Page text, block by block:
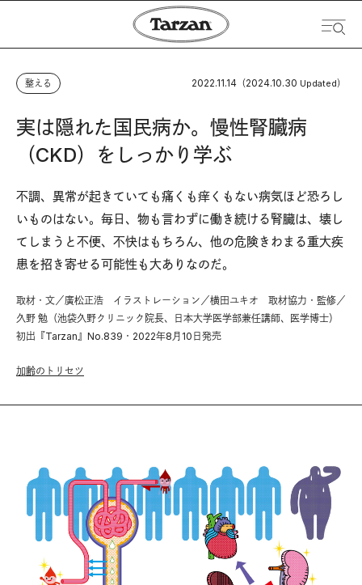
整える 2022.11.14 （2024.10.30 Updated）
実は隠れた国民病か。慢性腎臓病
（CKD）をしっかり学ぶ
不調、異常が起きていても痛くも痒くもない病気ほど恐ろし
いものはない。毎日、物も言わずに働き続ける腎臓は、壊し
てしまうと不便、不快はもちろん、他の危険きわまる重大疾
患を招き寄せる可能性も大ありなのだ。
取材・文／廣松正浩 イラストレーション／横田ユキオ 取材協力・監修／
久野 勉（池袋久野クリニック院長、日本大学医学部兼任講師、医学博士）
初出『Tarzan』No.839・2022年8月10日発売
加齢のトリセツ